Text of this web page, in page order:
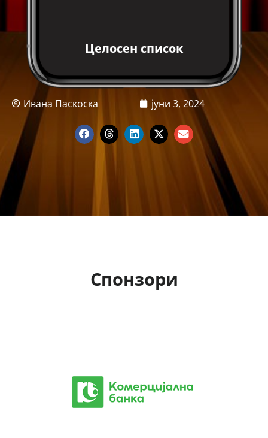
Целосен список
Ивана Паскоска јуни 3, 2024
Спонзори